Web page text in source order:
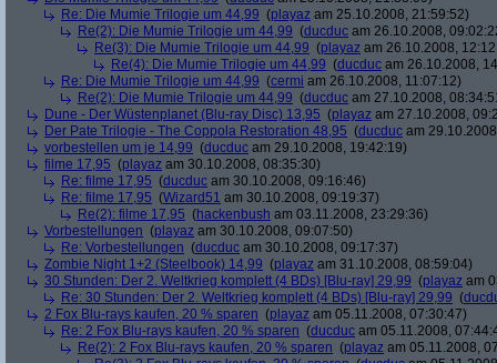
Re: Die Mumie Trilogie um 44,99 (playaz am 25.10.2008, 21:59:52)
Re(2): Die Mumie Trilogie um 44,99 (ducduc am 26.10.2008,
Re(3): Die Mumie Trilogie um 44,99 (playaz am 26.10.2008,
Re(4): Die Mumie Trilogie um 44,99 (ducduc am 26.10.2008,
Re: Die Mumie Trilogie um 44,99 (cermi am 26.10.2008, 11:07:12)
Re(2): Die Mumie Trilogie um 44,99 (ducduc am 27.10.2008,
Dune - Der Wüstenplanet (Blu-ray Disc) 13,95 (playaz am 27.10.2008,
Der Pate Trilogie - The Coppola Restoration 48,95 (ducduc am
vorbestellen um je 14,99 (ducduc am 29.10.2008, 19:42:19)
filme 17,95 (playaz am 30.10.2008, 08:35:30)
Re: filme 17,95 (ducduc am 30.10.2008, 09:16:46)
Re: filme 17,95 (Wizard51 am 30.10.2008, 09:19:37)
Re(2): filme 17,95 (hackenbush am 03.11.2008, 23:29:36)
Vorbestellungen (playaz am 30.10.2008, 09:07:50)
Re: Vorbestellungen (ducduc am 30.10.2008, 09:17:37)
Zombie Night 1+2 (Steelbook) 14,99 (playaz am 31.10.2008, 08:59:04)
30 Stunden: Der 2. Weltkrieg komplett (4 BDs) [Blu-ray] 29,99 (playaz am
Re: 30 Stunden: Der 2. Weltkrieg komplett (4 BDs) [Blu-ray] 29,99 (
2 Fox Blu-rays kaufen, 20 % sparen (playaz am 05.11.2008, 07:30:47)
Re: 2 Fox Blu-rays kaufen, 20 % sparen (ducduc am 05.11.2008,
Re(2): 2 Fox Blu-rays kaufen, 20 % sparen (playaz am 05.11.2008,